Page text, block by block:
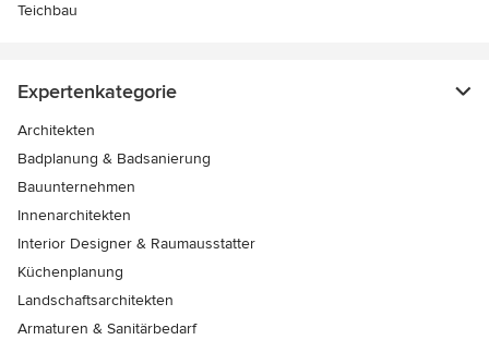
Teichbau
Expertenkategorie
Architekten
Badplanung & Badsanierung
Bauunternehmen
Innenarchitekten
Interior Designer & Raumausstatter
Küchenplanung
Landschaftsarchitekten
Armaturen & Sanitärbedarf